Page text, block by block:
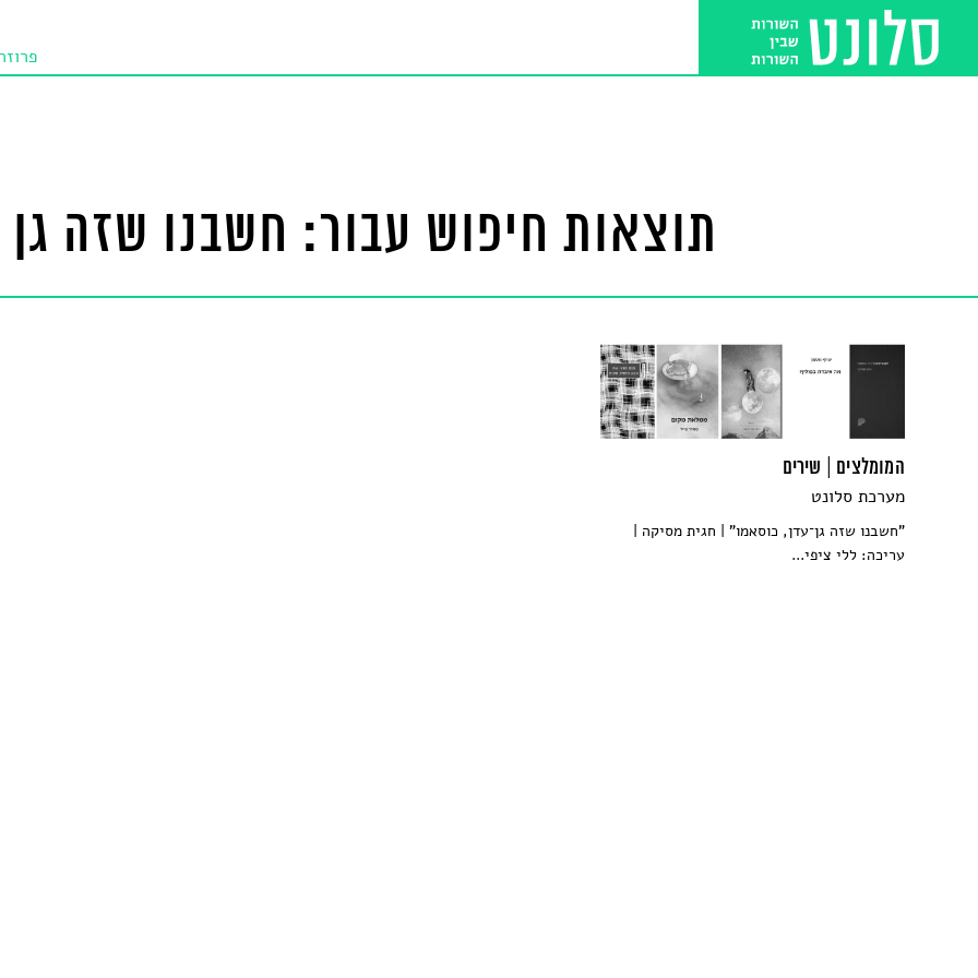
תוצאות חיפוש עבור: חשבנו שזה גן
המומלצים | שירים
מערכת סלונט
"חשבנו שזה גן־עדן, כוסאמו" | חגית מסיקה |
עריכה: ללי ציפי...